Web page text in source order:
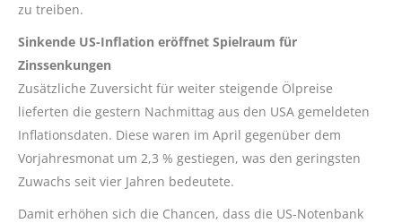
zu treiben.
Sinkende US-Inflation eröffnet Spielraum für
Zinssenkungen
Zusätzliche Zuversicht für weiter steigende Ölpreise
lieferten die gestern Nachmittag aus den USA gemeldeten
Inflationsdaten. Diese waren im April gegenüber dem
Vorjahresmonat um 2,3 % gestiegen, was den geringsten
Zuwachs seit vier Jahren bedeutete.
Damit erhöhen sich die Chancen, dass die US-Notenbank